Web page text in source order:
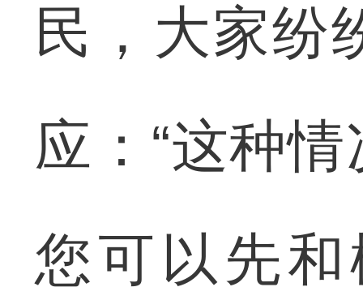
民，大家纷
应：“这种
您可以先